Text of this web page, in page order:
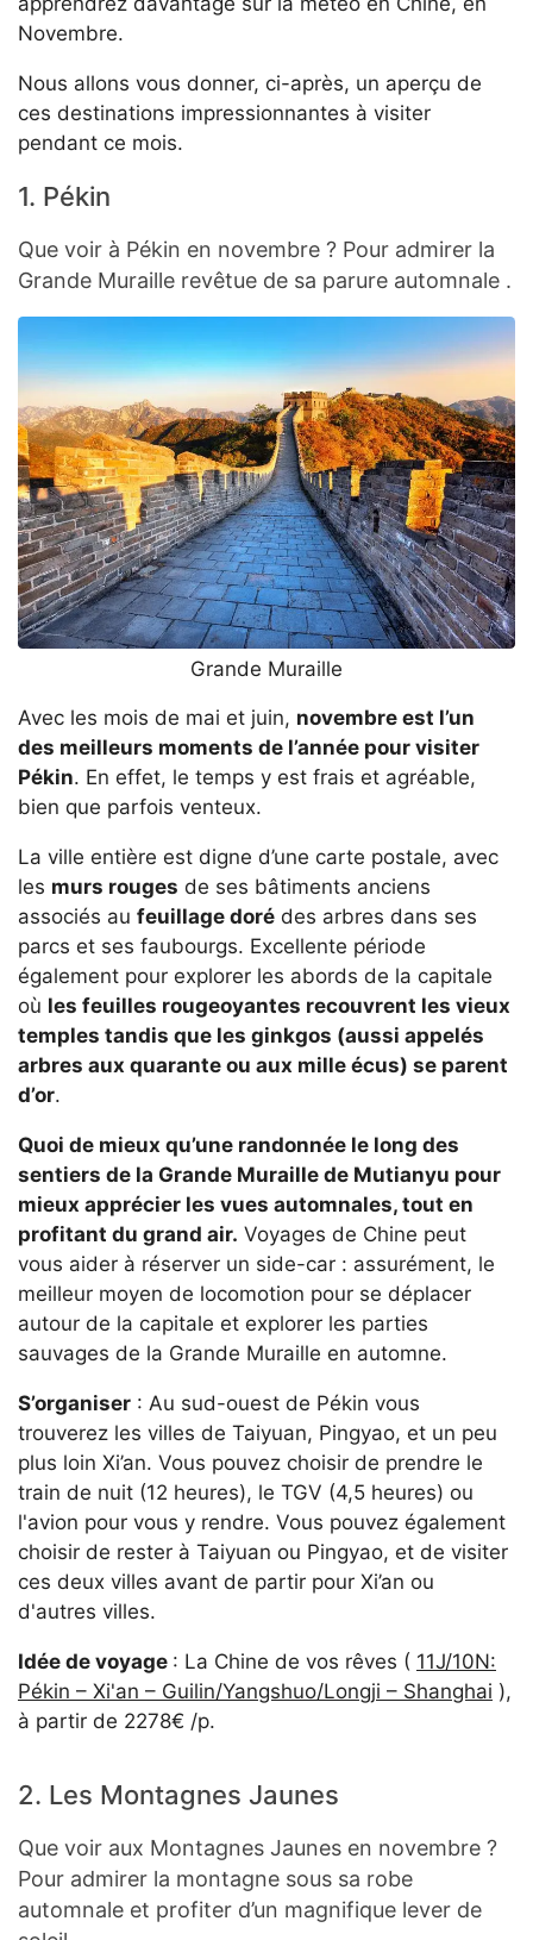
Novembre.
Nous allons vous donner, ci-après, un aperçu de
ces destinations impressionnantes à visiter
pendant ce mois.
1. Pékin
Que voir à Pékin en novembre ? Pour admirer la
Grande Muraille revêtue de sa parure automnale .
Grande Muraille
Avec les mois de mai et juin, novembre est l’un
des meilleurs moments de l’année pour visiter
Pékin. En effet, le temps y est frais et agréable,
bien que parfois venteux.
La ville entière est digne d’une carte postale, avec
les murs rouges de ses bâtiments anciens
associés au feuillage doré des arbres dans ses
parcs et ses faubourgs. Excellente période
également pour explorer les abords de la capitale
où les feuilles rougeoyantes recouvrent les vieux
temples tandis que les ginkgos (aussi appelés
arbres aux quarante ou aux mille écus) se parent
d’or.
Quoi de mieux qu’une randonnée le long des
sentiers de la Grande Muraille de Mutianyu pour
mieux apprécier les vues automnales, tout en
profitant du grand air. Voyages de Chine peut
vous aider à réserver un side-car : assurément, le
meilleur moyen de locomotion pour se déplacer
autour de la capitale et explorer les parties
sauvages de la Grande Muraille en automne.
S’organiser : Au sud-ouest de Pékin vous
trouverez les villes de Taiyuan, Pingyao, et un peu
plus loin Xi’an. Vous pouvez choisir de prendre le
train de nuit (12 heures), le TGV (4,5 heures) ou
l'avion pour vous y rendre. Vous pouvez également
choisir de rester à Taiyuan ou Pingyao, et de visiter
ces deux villes avant de partir pour Xi’an ou
d'autres villes.
Idée de voyage : La Chine de vos rêves ( 11J/10N:
Pékin – Xi'an – Guilin/Yangshuo/Longji – Shanghai ),
à partir de 2278€ /p.
2. Les Montagnes Jaunes
Que voir aux Montagnes Jaunes en novembre ?
Pour admirer la montagne sous sa robe
automnale et profiter d’un magnifique lever de